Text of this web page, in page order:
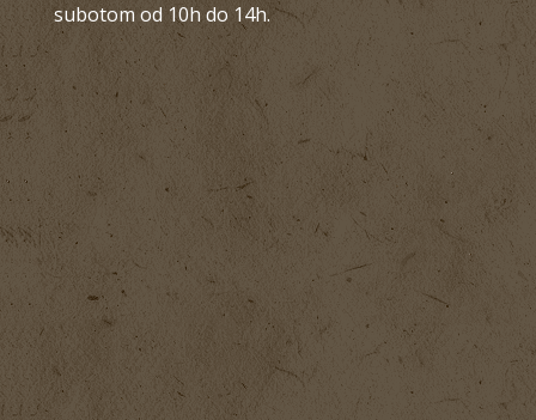
subotom od 10h do 14h.